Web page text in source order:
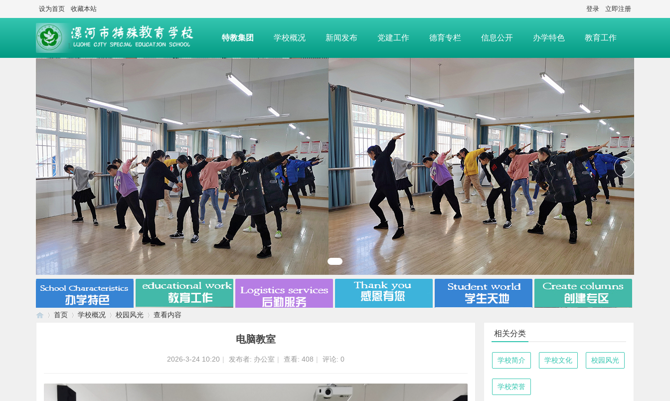
设为首页 收藏本站 登录 立即注册
特教集团 学校概况 新闻发布 党建工作 德育专栏 信息公开 办学特色 教育工作
首页 学校概况 校园风光 查看内容
电脑教室
2026-3-24 10:20 | 发布者: 办公室 | 查看: 408 | 评论: 0
相关分类
学校简介 学校文化 校园风光
学校荣誉